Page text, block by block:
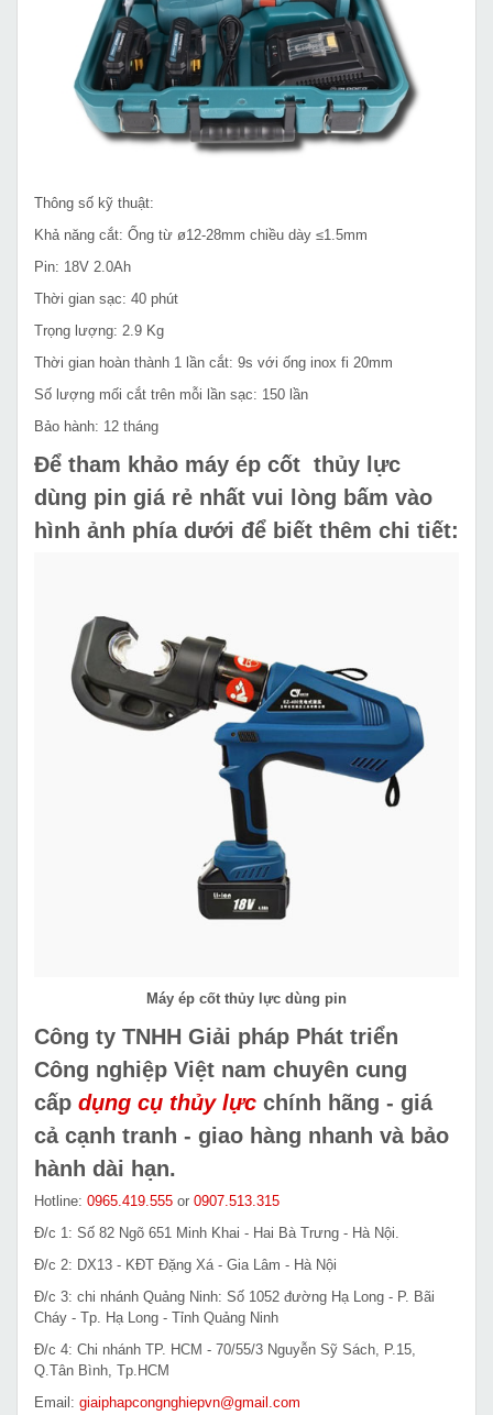
Thông số kỹ thuật:
Khả năng cắt: Ống từ ø12-28mm chiều dày ≤1.5mm
Pin: 18V 2.0Ah
Thời gian sạc: 40 phút
Trọng lượng: 2.9 Kg
Thời gian hoàn thành 1 lần cắt: 9s với ống inox fi 20mm
Số lượng mối cắt trên mỗi lần sạc: 150 lần
Bảo hành: 12 tháng
Để tham khảo máy ép cốt thủy lực
dùng pin giá rẻ nhất vui lòng bấm vào
hình ảnh phía dưới để biết thêm chi tiết:
Máy ép cốt thủy lực dùng pin
Công ty TNHH Giải pháp Phát triển
Công nghiệp Việt nam chuyên cung
cấp dụng cụ thủy lực chính hãng - giá
cả cạnh tranh - giao hàng nhanh và bảo
hành dài hạn.
Hotline: 0965.419.555 or 0907.513.315
Đ/c 1: Số 82 Ngõ 651 Minh Khai - Hai Bà Trưng - Hà Nội.
Đ/c 2: DX13 - KĐT Đặng Xá - Gia Lâm - Hà Nội
Đ/c 3: chi nhánh Quảng Ninh: Số 1052 đường Hạ Long - P. Bãi
Cháy - Tp. Hạ Long - Tỉnh Quảng Ninh
Đ/c 4: Chi nhánh TP. HCM - 70/55/3 Nguyễn Sỹ Sách, P.15,
Q.Tân Bình, Tp.HCM
Email: giaiphapcongnghiepvn@gmail.com